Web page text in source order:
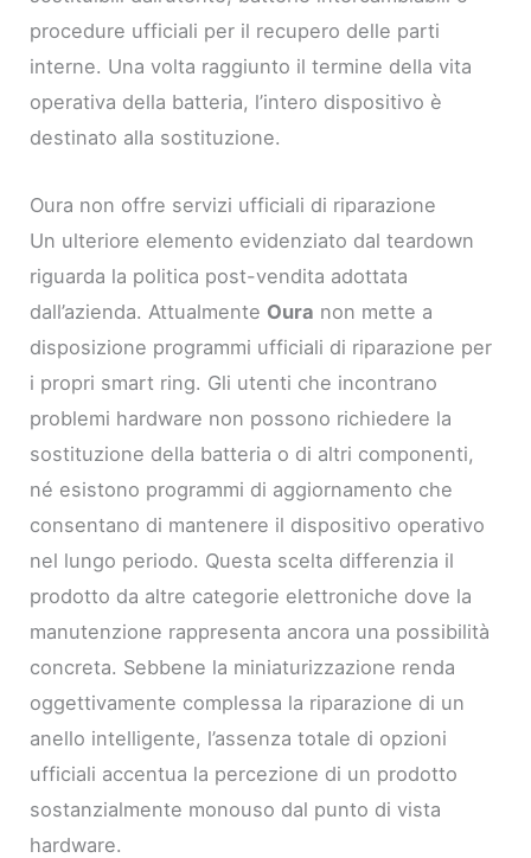
procedure ufficiali per il recupero delle parti
interne. Una volta raggiunto il termine della vita
operativa della batteria, l’intero dispositivo è
destinato alla sostituzione.
Oura non offre servizi ufficiali di riparazione
Un ulteriore elemento evidenziato dal teardown
riguarda la politica post-vendita adottata
dall’azienda. Attualmente Oura non mette a
disposizione programmi ufficiali di riparazione per
i propri smart ring. Gli utenti che incontrano
problemi hardware non possono richiedere la
sostituzione della batteria o di altri componenti,
né esistono programmi di aggiornamento che
consentano di mantenere il dispositivo operativo
nel lungo periodo. Questa scelta differenzia il
prodotto da altre categorie elettroniche dove la
manutenzione rappresenta ancora una possibilità
concreta. Sebbene la miniaturizzazione renda
oggettivamente complessa la riparazione di un
anello intelligente, l’assenza totale di opzioni
ufficiali accentua la percezione di un prodotto
sostanzialmente monouso dal punto di vista
hardware.